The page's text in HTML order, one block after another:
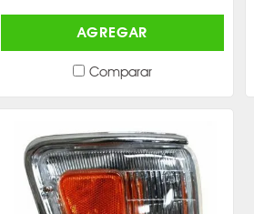
AGREGAR
Comparar